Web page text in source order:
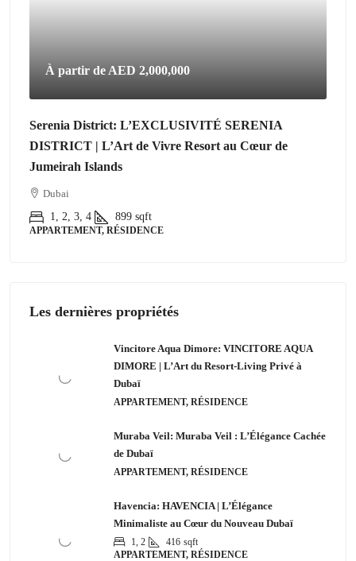
À partir de AED 2,000,000
Serenia District: L’EXCLUSIVITÉ SERENIA
DISTRICT | L’Art de Vivre Resort au Cœur de
Jumeirah Islands
Dubai
1, 2, 3, 4
899 sqft
APPARTEMENT, RÉSIDENCE
Les dernières propriétés
Vincitore Aqua Dimore: VINCITORE AQUA
DIMORE | L’Art du Resort-Living Privé à
Dubaï
APPARTEMENT, RÉSIDENCE
Muraba Veil: Muraba Veil : L’Élégance Cachée
de Dubaï
APPARTEMENT, RÉSIDENCE
Havencia: HAVENCIA | L’Élégance
Minimaliste au Cœur du Nouveau Dubaï
1, 2 416 sqft
APPARTEMENT, RÉSIDENCE